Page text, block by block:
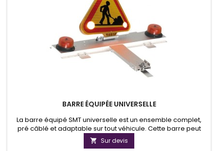
BARRE ÉQUIPÉE UNIVERSELLE
La barre équipé SMT universelle est un ensemble complet,
pré câblé et adaptable sur tout véhicule. Cette barre peut
être équipée de triflash, de gyrophares et d'un feu de
travail.Fabriqué en France, la barre équipé est en aluminium
 Sur devis